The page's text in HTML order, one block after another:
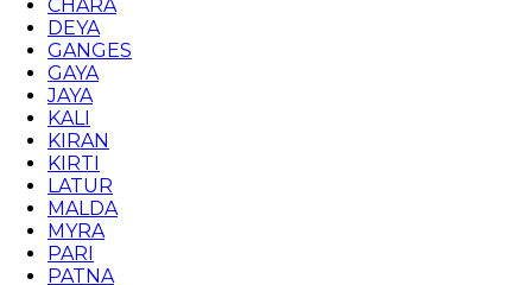
CHARA
DEYA
GANGES
GAYA
JAYA
KALI
KIRAN
KIRTI
LATUR
MALDA
MYRA
PARI
PATNA